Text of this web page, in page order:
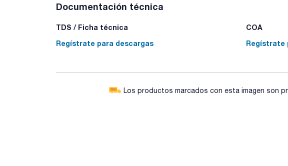
Documentación técnica
TDS / Ficha técnica
Regístrate para descargas
COA
Regístrate
Los productos marcados con esta imagen son